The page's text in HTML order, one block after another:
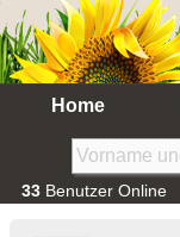
Home
33 Benutzer Online